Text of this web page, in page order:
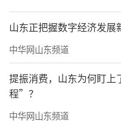
底气，就是
术创新与方案融合替
俨然成了小团队的
研发端，他
短一半；运营端，
山东正把握数字经济发展
中华网山东频道
提振消费，山东为何盯
程”？
中华网山东频道